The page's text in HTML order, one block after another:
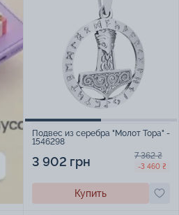
Подвес из серебра "Молот Тора" -
1546298
3 902 грн 7 362 ₴
-3 460 ₴
Купить